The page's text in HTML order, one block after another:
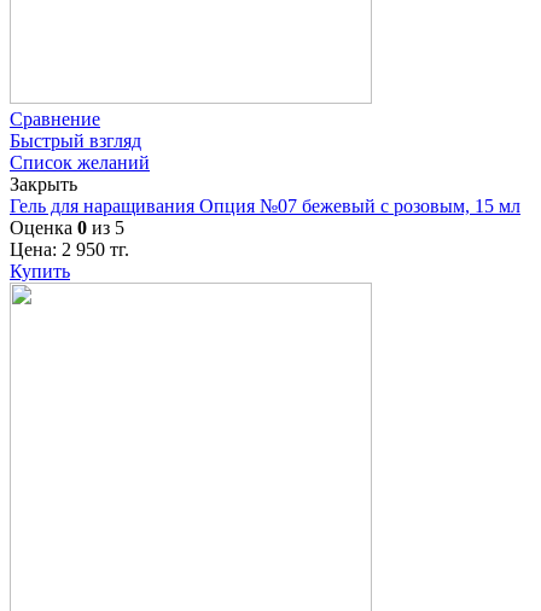
Сравнение
Быстрый взгляд
Список желаний
Закрыть
Гель для наращивания Опция №07 бежевый с розовым, 15 мл
Оценка 0 из 5
Цена: 2 950 тг.
Купить